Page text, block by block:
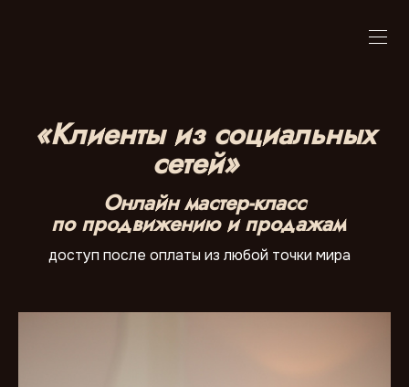
«Клиенты из социальных
сетей»
Онлайн мастер-класс
по продвижению и продажам
доступ после оплаты из любой точки мира